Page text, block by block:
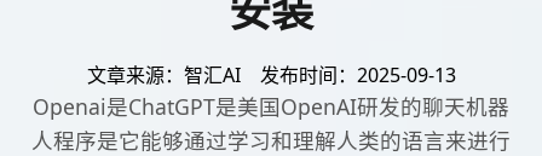
文章来源：智汇AI 发布时间：2025-09-13
Openai是ChatGPT是美国OpenAI研发的聊天机器
人程序是它能够通过学习和理解人类的语言来进行